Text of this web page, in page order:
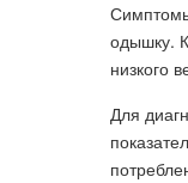
одышку.
низкого
Для